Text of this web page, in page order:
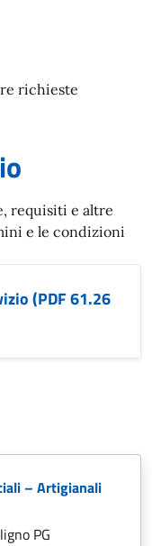
richieste
requisiti e altre
e le condizioni
(PDF 61.26
– Artigianali
PG